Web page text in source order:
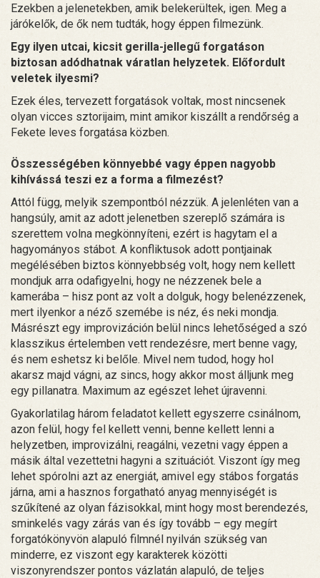
Ezekben a jelenetekben, amik belekerültek, igen. Meg a
járókelők, de ők nem tudták, hogy éppen filmezünk.
Egy ilyen utcai, kicsit gerilla-jellegű forgatáson
biztosan adódhatnak váratlan helyzetek. Előfordult
veletek ilyesmi?
Ezek éles, tervezett forgatások voltak, most nincsenek
olyan vicces sztorijaim, mint amikor kiszállt a rendőrség a
Fekete leves forgatása közben.
Összességében könnyebbé vagy éppen nagyobb
kihívássá teszi ez a forma a filmezést?
Attól függ, melyik szempontból nézzük. A jelenléten van a
hangsúly, amit az adott jelenetben szereplő számára is
szerettem volna megkönnyíteni, ezért is hagytam el a
hagyományos stábot. A konfliktusok adott pontjainak
megélésében biztos könnyebbség volt, hogy nem kellett
mondjuk arra odafigyelni, hogy ne nézzenek bele a
kamerába – hisz pont az volt a dolguk, hogy belenézzenek,
mert ilyenkor a néző szemébe is néz, és neki mondja.
Másrészt egy improvizáción belül nincs lehetőséged a szó
klasszikus értelemben vett rendezésre, mert benne vagy,
és nem eshetsz ki belőle. Mivel nem tudod, hogy hol
akarsz majd vágni, az sincs, hogy akkor most álljunk meg
egy pillanatra. Maximum az egészet lehet újravenni.
Gyakorlatilag három feladatot kellett egyszerre csinálnom,
azon felül, hogy fel kellett venni, benne kellett lenni a
helyzetben, improvizálni, reagálni, vezetni vagy éppen a
másik által vezettetni hagyni a szituációt. Viszont így meg
lehet spórolni azt az energiát, amivel egy stábos forgatás
járna, ami a hasznos forgatható anyag mennyiségét is
szűkítené az olyan fázisokkal, mint hogy most berendezés,
sminkelés vagy zárás van és így tovább – egy megírt
forgatókönyvön alapuló filmnél nyilván szükség van
minderre, ez viszont egy karakterek közötti
viszonyrendszer pontos vázlatán alapuló, de teljes